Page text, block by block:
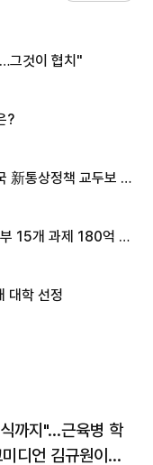
그것이 협치"
?
新통상정책 교두보 활
15개 과제 180억 지
대학 선정
까지"…근육병 학
디언 김규원이었